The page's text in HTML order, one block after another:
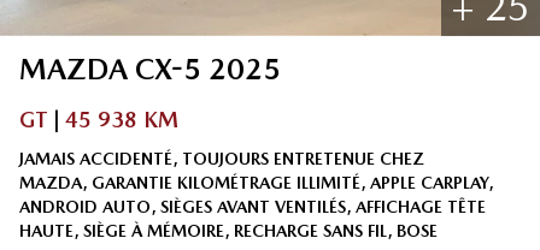
MAZDA CX-5 2025
GT 45 938 KM
JAMAIS ACCIDENTÉ, TOUJOURS ENTRETENUE CHEZ
MAZDA, GARANTIE KILOMÉTRAGE ILLIMITÉ, APPLE CARPLAY,
ANDROID AUTO, SIÈGES AVANT VENTILÉS, AFFICHAGE TÊTE
HAUTE, SIÈGE À MÉMOIRE, RECHARGE SANS FIL, BOSE